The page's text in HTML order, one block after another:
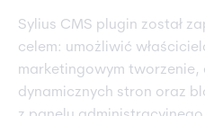
Sylius CMS plugin został
celem: umożliwić
marketingowym
dynamicznych stron oraz